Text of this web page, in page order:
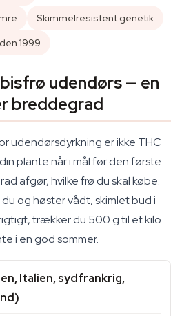
Skimmelresistent genetik
1999
udendørs — en
breddegrad
udendørsdyrkning er ikke THC
plante når i mål før den første
afgør, hvilke frø du skal købe.
og høster vådt, skimlet bud i
trækker du 500 g til et kilo
i en god sommer.
Italien, sydfrankrig,